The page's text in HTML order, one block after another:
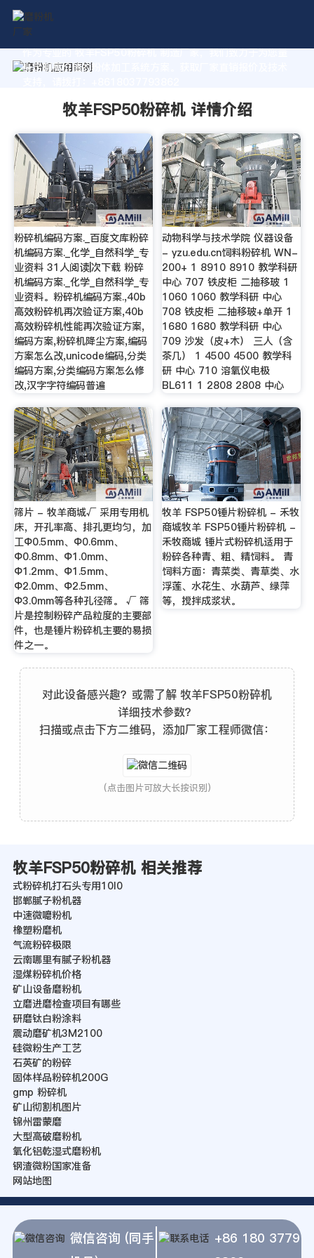
作为专业的 牧羊FSP50粉碎机 制造厂家，我们致力于为您量
身定制高价值的粉体加工系统方案。获取厂家直销报价及技术
牧羊FSP50粉碎机 详情介绍
粉碎机编码方案._百度文库粉碎
机编码方案._化学_自然科学_专
业资料 31人阅读|次下载 粉碎
机编码方案._化学_自然科学_专
业资料。粉碎机编码方案.,40b
高效粉碎机再次验证方案,40b
高效粉碎机性能再次验证方案,
编码方案,粉碎机降尘方案,编码
方案怎么改,unicode编码,分类
编码方案,分类编码方案怎么修
改,汉字字符编码普遍
动物科学与技术学院 仪器设备
- yzu.edu.cn饲料粉碎机 WN-
200+ 1 8910 8910 教学科研
中心 707 铁皮柜 二抽移玻 1
1060 1060 教学科研 中心
708 铁皮柜 二抽移玻+单开 1
1680 1680 教学科研 中心
709 沙发（皮+木） 三人（含
茶几） 1 4500 4500 教学科
研 中心 710 溶氧仪电极
BL611 1 2808 2808 中心
筛片 - 牧羊商城√ 采用专用机
床，开孔率高、排孔更均匀，加
工Ф0.5mm、Ф0.6mm、
Ф0.8mm、Ф1.0mm、
Ф1.2mm、Ф1.5mm、
Ф2.0mm、Ф2.5mm、
Ф3.0mm等各种孔径筛。 √ 筛
片是控制粉碎产品粒度的主要部
件，也是锤片粉碎机主要的易损
件之一。
牧羊 FSP50锤片粉碎机 - 禾牧
商城牧羊 FSP50锤片粉碎机 -
禾牧商城 锤片式粉碎机适用于
粉碎各种青、粗、精饲料。 青
饲料方面：青菜类、青草类、水
浮莲、水花生、水葫芦、绿萍
等，搅拌成浆状。
对此设备感兴趣？或需了解 牧羊FSP50粉碎机
详细技术参数？
扫描或点击下方二维码，添加厂家工程师微信：
(点击图片可放大长按识别)
牧羊FSP50粉碎机 相关推荐
式粉碎机打石头专用10l0
邯郸腻子粉机器
中速微嚰粉机
橡塑粉磨机
气流粉碎极限
云南哪里有腻子粉机器
湿煤粉碎机价格
矿山设备磨粉机
立磨进磨检查项目有哪些
研磨钛白粉涂料
震动磨矿机3M2100
硅微粉生产工艺
石英矿的粉碎
固体样品粉碎机200G
gmp 粉碎机
矿山彻割机图片
锦州雷蒙磨
大型高破磨粉机
氧化铝乾湿式磨粉机
钢渣微粉国家准备
网站地图
微信咨询 (同手
+86 180 3779